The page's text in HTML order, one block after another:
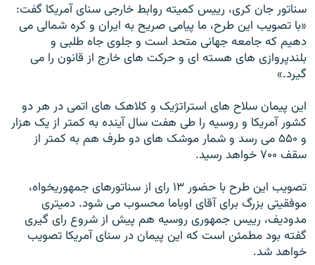
سناتور جان کری، رييس کميته روابط خارجی سنای آمريکا گفت:
«با تصويب اين طرح، ما پيامی صريح به ايران و کره شمالی می
دهيم که جامعه جهانی متحد است و جلوی جاه طلبی و
بلندپروازی های هسته ای و حرکت های خارج از قانون را می
گيرد.»
اين پيمان سلاح های استراتژيک و کلاهک های اتمی در هر دو
کشور آمريکا و روسيه را طی هفت سال آينده به کمتر از يک هزار
و ۵۵۰ می رسد و شمار موشک های دو طرف هم به کمتر از
سقف ۷۰۰ خواهد رسيد.
تصويب اين طرح با حضور ۱۳ رای از سناتورهای جمهوريخواه،
موفقيتی بزرگ برای آقای اوباما محسوب می شود. دميتری
مدوديف، رييس جمهوری روسيه هم پيش از شروع رای گيری
گفته بود مطمئن است که اين پيمان در سنای آمريکا تصويب
خواهد شد.